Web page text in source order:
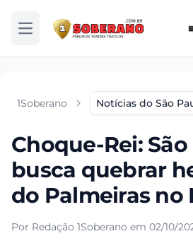
Abrir menu
1Soberano Notícias do São
Choque-Rei:
busca quebrar
do Palmeiras no
Por Redação 1Soberano em 02/10/